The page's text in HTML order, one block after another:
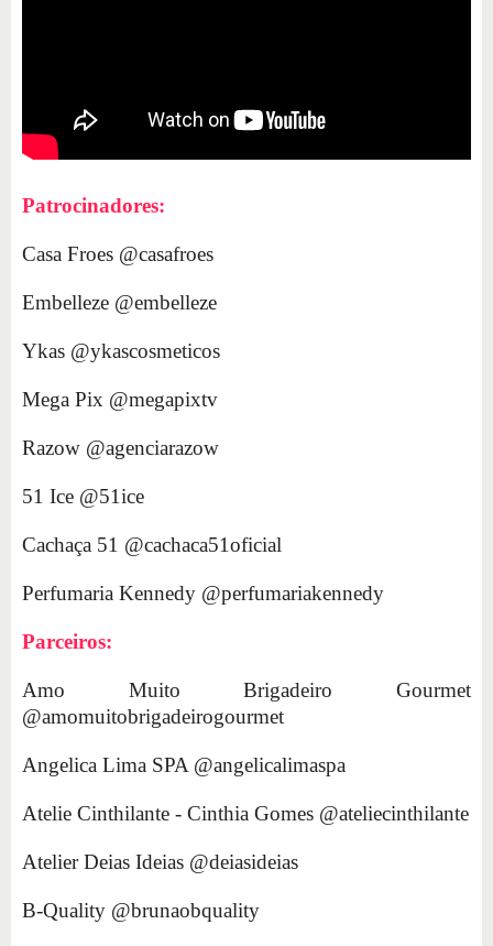
Patrocinadores:
Casa Froes @casafroes
Embelleze @embelleze
Ykas @ykascosmeticos
Mega Pix @megapixtv
Razow @agenciarazow
51 Ice @51ice
Cachaça 51 @cachaca51oficial
Perfumaria Kennedy @perfumariakennedy
Parceiros:
Amo Muito Brigadeiro Gourmet
@amomuitobrigadeirogourmet
Angelica Lima SPA @angelicalimaspa
Atelie Cinthilante - Cinthia Gomes @ateliecinthilante
Atelier Deias Ideias @deiasideias
B-Quality @brunaobquality